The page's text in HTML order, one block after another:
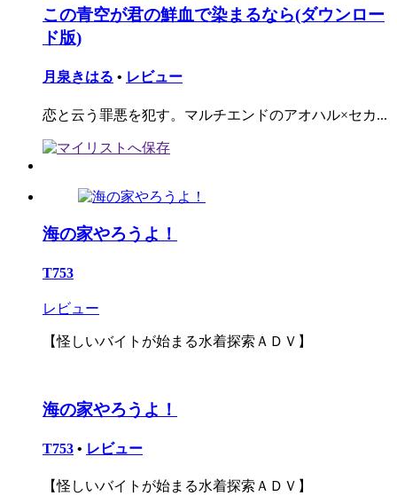
この青空が君の鮮血で染まるなら(ダウンロー
ド版)
月泉きはる • レビュー
恋と云う罪悪を犯す。マルチエンドのアオハル×セカ...
海の家やろうよ！
T753
レビュー
【怪しいバイトが始まる水着探索ＡＤＶ】
海の家やろうよ！
T753 • レビュー
【怪しいバイトが始まる水着探索ＡＤＶ】